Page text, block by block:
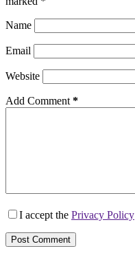
Name
Email
Website
Add Comment *
I accept the Privacy Policy
Post Comment